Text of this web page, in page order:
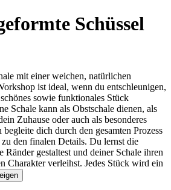
Schüssel
mit einer weichen, natürlichen
ist ideal, wenn du entschleunigen,
sowie funktionales Stück
Schale kann als Obstschale dienen, als
Zuhause oder auch als besonderes
dich durch den gesamten Prozess
den finalen Details. Du lernst die
gestaltest und deiner Schale ihren
Charakter verleihst. Jedes Stück wird ein